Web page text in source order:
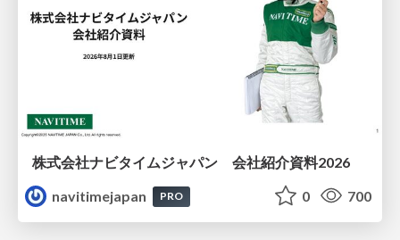
株式会社ナビタイムジャパン 会社紹介資料2026
navitimejapan
PRO 0 700